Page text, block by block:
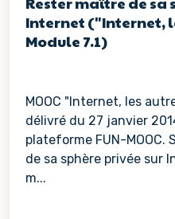
Internet ("Internet,
Module 7.1)
MOOC "Internet, les
délivré du 27 janvier
plateforme FUN-MOOC.
de sa sphère privée sur
m...